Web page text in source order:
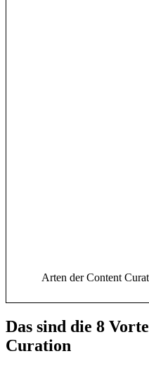
Arten der Content
Das sind die 8
Curation